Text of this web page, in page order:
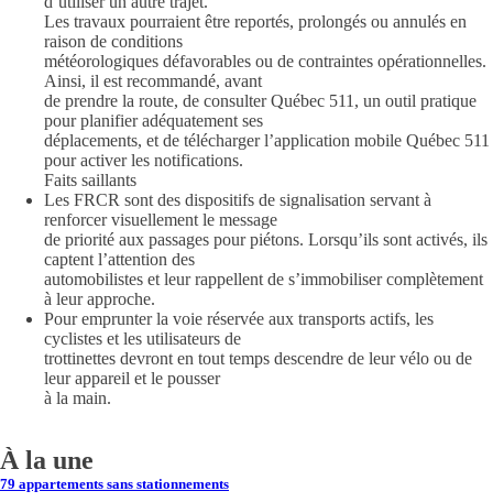
Les travaux pourraient être reportés, prolongés ou annulés en
raison de conditions
météorologiques défavorables ou de contraintes opérationnelles.
Ainsi, il est recommandé, avant
de prendre la route, de consulter Québec 511, un outil pratique
pour planifier adéquatement ses
déplacements, et de télécharger l’application mobile Québec 511
pour activer les notifications.
Faits saillants
Les FRCR sont des dispositifs de signalisation servant à
renforcer visuellement le message
de priorité aux passages pour piétons. Lorsqu’ils sont activés, ils
captent l’attention des
automobilistes et leur rappellent de s’immobiliser complètement
à leur approche.
Pour emprunter la voie réservée aux transports actifs, les
cyclistes et les utilisateurs de
trottinettes devront en tout temps descendre de leur vélo ou de
leur appareil et le pousser
à la main.
À la une
79 appartements sans stationnements